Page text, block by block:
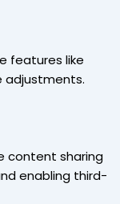
features like
adjustments.
content sharing
enabling third-